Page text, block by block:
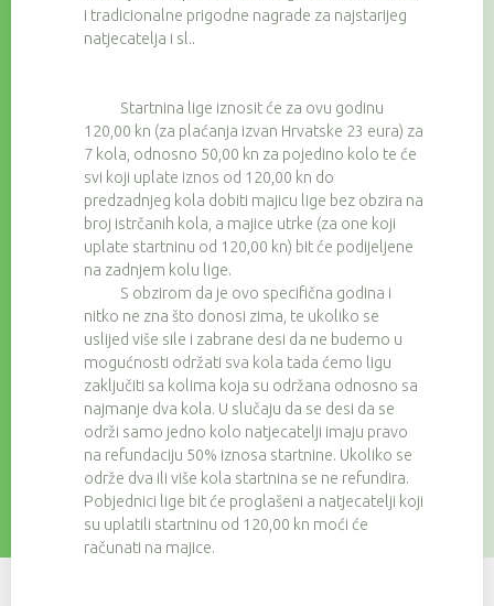
i tradicionalne prigodne nagrade za najstarijeg
natjecatelja i sl..
Startnina lige iznosit će za ovu godinu
120,00 kn (za plaćanja izvan Hrvatske 23 eura) za
7 kola, odnosno 50,00 kn za pojedino kolo te će
svi koji uplate iznos od 120,00 kn do
predzadnjeg kola dobiti majicu lige bez obzira na
broj istrčanih kola, a majice utrke (za one koji
uplate startninu od 120,00 kn) bit će podijeljene
na zadnjem kolu lige.
S obzirom da je ovo specifična godina i
nitko ne zna što donosi zima, te ukoliko se
uslijed više sile i zabrane desi da ne budemo u
mogućnosti održati sva kola tada ćemo ligu
zaključiti sa kolima koja su održana odnosno sa
najmanje dva kola. U slučaju da se desi da se
održi samo jedno kolo natjecatelji imaju pravo
na refundaciju 50% iznosa startnine. Ukoliko se
održe dva ili više kola startnina se ne refundira.
Pobjednici lige bit će proglašeni a natjecatelji koji
su uplatili startninu od 120,00 kn moći će
računati na majice.